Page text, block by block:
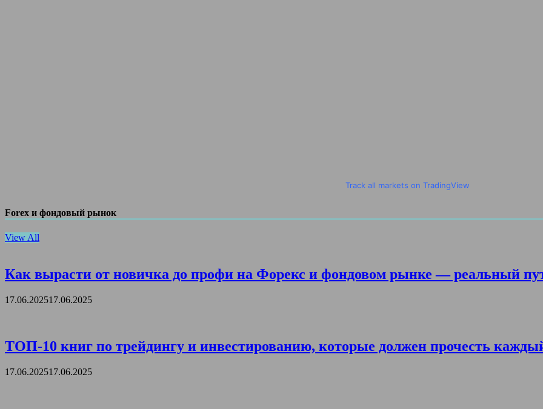
Track all markets on TradingView
Forex и фондовый рынок
View All
Как вырасти от новичка до профи на Форекс и фондовом рынке — реальный
17.06.202517.06.2025
ТОП-10 книг по трейдингу и инвестированию, которые должен прочесть
17.06.202517.06.2025